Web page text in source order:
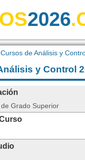
2026
Cursos de Análisis y
y Control
Grado Superior